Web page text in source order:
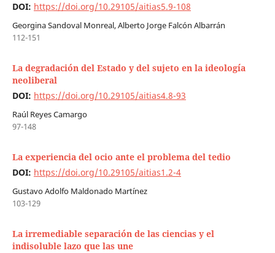
DOI: https://doi.org/10.29105/aitias5.9-108
Georgina Sandoval Monreal, Alberto Jorge Falcón Albarrán
112-151
La degradación del Estado y del sujeto en la ideología
neoliberal
DOI: https://doi.org/10.29105/aitias4.8-93
Raúl Reyes Camargo
97-148
La experiencia del ocio ante el problema del tedio
DOI: https://doi.org/10.29105/aitias1.2-4
Gustavo Adolfo Maldonado Martínez
103-129
La irremediable separación de las ciencias y el
indisoluble lazo que las une